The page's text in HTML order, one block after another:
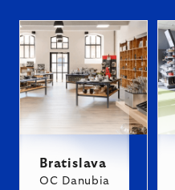
Bratislava
OC Danubia